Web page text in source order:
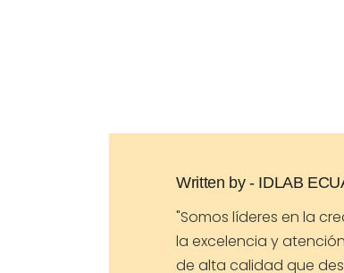
Written by - IDLAB
"Somos líderes en la
la excelencia y
de alta calidad que